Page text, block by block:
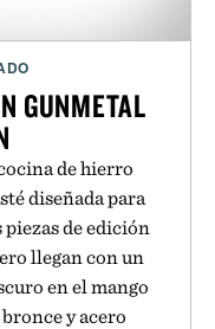
GUNMETAL
de hierro
diseñada para
de edición
llegan con un
en el mango
y acero